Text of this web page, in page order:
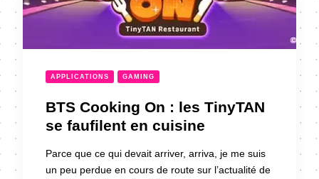
APPLICATIONS GAMING
BTS Cooking On : les TinyTAN
se faufilent en cuisine
Parce que ce qui devait arriver, arriva, je me suis
un peu perdue en cours de route sur l’actualité de